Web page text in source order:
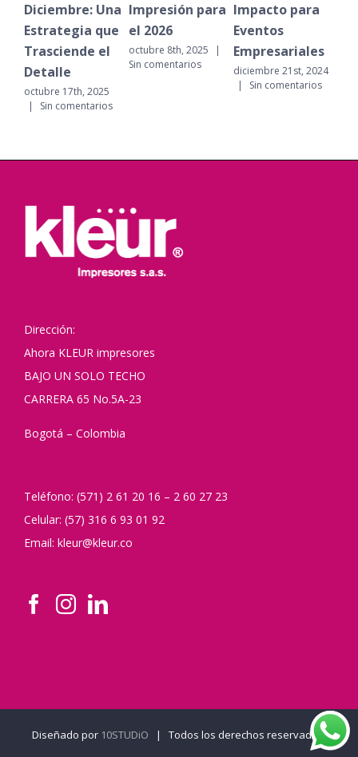
Diciembre: Una
Estrategia que
Trasciende el
Detalle
octubre 17th, 2025
Sin comentarios
Impresión para
el 2026
octubre 8th, 2025 |
Sin comentarios
Impacto para
Eventos
Empresariales
diciembre 21st, 2024
Sin comentarios
Dirección:
Ahora KLEUR impresores
BAJO UN SOLO TECHO
CARRERA 65 No.5A-23
Bogotá – Colombia
Teléfono: (571) 2 61 20 16 – 2 60 27 23
Celular: (57) 316 6 93 01 92
Email: kleur@kleur.co
Diseñado por 10STUDiO | Todos los derechos reservados.